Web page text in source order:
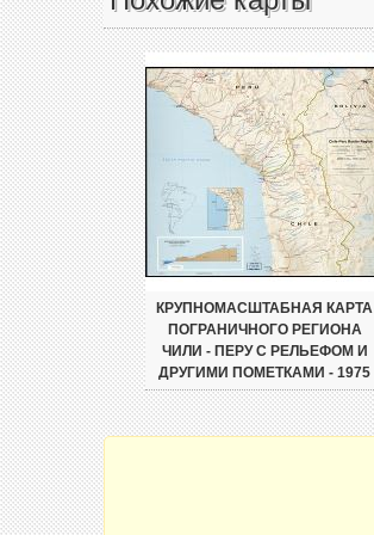
КРУПНОМАСШТАБНАЯ КАРТА
ПОГРАНИЧНОГО РЕГИОНА
ЧИЛИ - ПЕРУ С РЕЛЬЕФОМ И
ДРУГИМИ ПОМЕТКАМИ - 1975